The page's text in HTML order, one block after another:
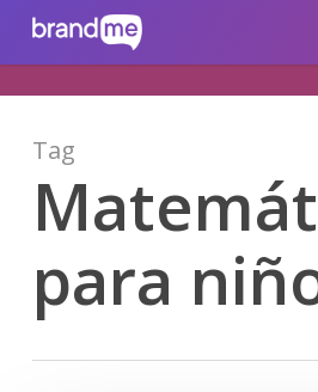
brandme.la
Tag
para